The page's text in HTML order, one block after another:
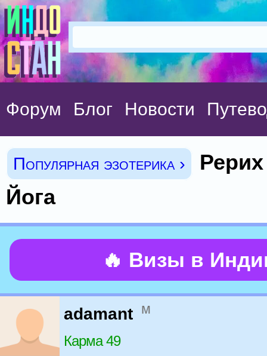
Форум Блог Новости
Популярная эзотерика ›
Йога
🔥 Визы в
adamant м
Карма 49